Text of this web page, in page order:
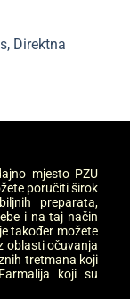
Direktna
mjesto PZU
poručiti širok
preparata,
i na taj način
također možete
oblasti očuvanja
tretmana koji
koji su